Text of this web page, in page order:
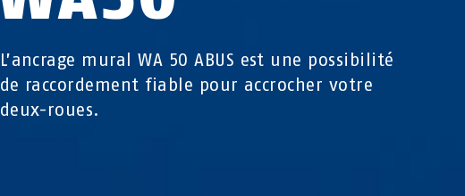
L’ancrage mural WA 50 ABUS est une possibilité
de raccordement fiable pour accrocher votre
deux-roues.